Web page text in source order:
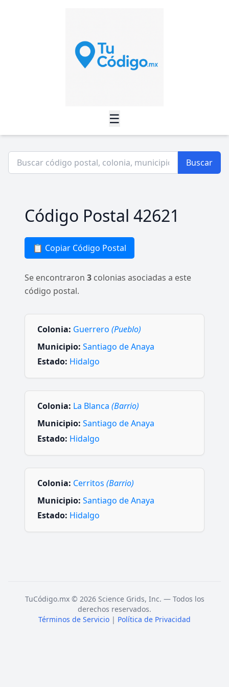
☰
Buscar
Código Postal 42621
📋 Copiar Código Postal
Se encontraron 3 colonias asociadas a este
código postal.
Colonia: Guerrero (Pueblo)
Municipio: Santiago de Anaya
Estado: Hidalgo
Colonia: La Blanca (Barrio)
Municipio: Santiago de Anaya
Estado: Hidalgo
Colonia: Cerritos (Barrio)
Municipio: Santiago de Anaya
Estado: Hidalgo
TuCódigo.mx © 2026 Science Grids, Inc. — Todos los
derechos reservados.
Términos de Servicio | Política de Privacidad